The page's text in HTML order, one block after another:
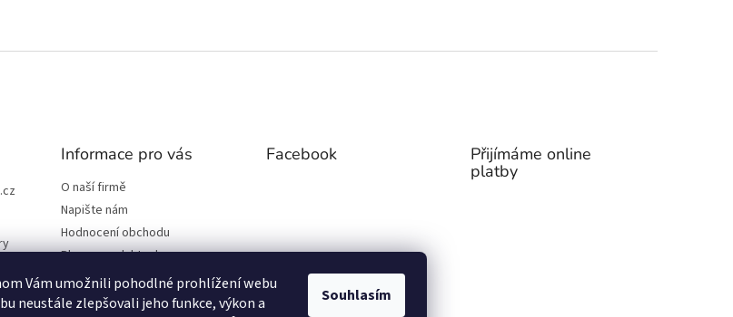
Vám umožnili pohodlné prohlížení webu
neustále zlepšovali jeho funkce, výkon a
Souhlasím
v
í
r
v
k
y
v
p
i
Informace pro vás
O naší firmě
Napište nám
Hodnocení obchodu
Blog o produktech
Obchodní podmínky
Ochrana osobních údajů
Facebook Přijímáme online
platby